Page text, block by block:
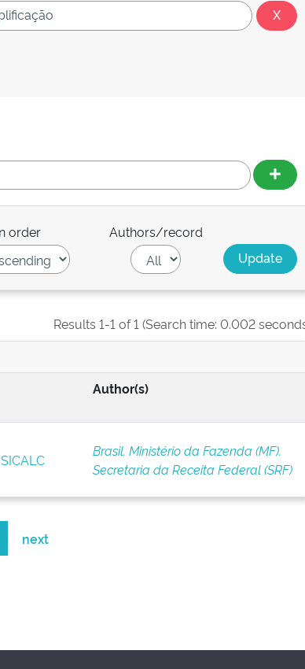
order Authors/record
Results 1-1 of 1 (Search time: 0.002
Author(s)
Brasil. Ministério da Fazenda (MF).
Secretaria da Receita Federal (SRF)
next